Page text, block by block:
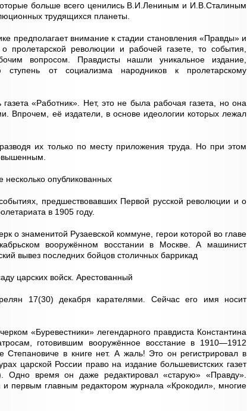
больше всего ценились В.И.Лениным и И.В.Сталиным
трудящихся планеты.
предполагает внимание к стадии становления «Правды» и
пролетарской революции и рабочей газете, то события,
вопросом. Правдисты нашли уникальное издание,
ступень от социализма народников к пролетарскому
«Работник». Нет, это не была рабочая газета, но она
Впрочем, её издатели, в основе идеологии которых лежал
их только по месту приложения труда. Но при этом
опубликованных
предшествовавших Первой русской революции и о
в 1905 году.
о знаменитой Рузаевской коммуне, герои которой во главе
вооружённом восстании в Москве. А машинист
вывез последних бойцов столичных баррикад
царских войск. Арестованный
17(30) декабря карателями. Сейчас его имя носит
«Буревестники» легендарного правдиста Константина
готовившим вооружённое восстание в 1910—1912
Степановиче в книге нет. А жаль! Это он регистрировал в
царской России право на издание большевистских газет
Одно время он даже редактировал «старую» «Правду».
первым главным редактором журнала «Крокодил», многие